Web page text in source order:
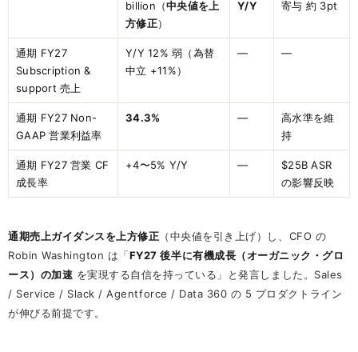
billion（中央値を上
方修正）
Y/Y
寄与 約 3pt
通期 FY27
Subscription &
support 売上
Y/Y 12% 弱（為替
中立 +11%）
— —
通期 FY27 Non-
GAAP 営業利益率
34.3% —
高水準を維
持
通期 FY27 営業 CF
成長率
+4〜5% Y/Y —
$25B ASR
の影響反映
通期売上ガイダンスを上方修正 （中央値を引き上げ）し、CFO の
Robin Washington は「FY27 後半に有機成長（オーガニック・グロ
ース）の加速 を実現する自信を持っている」と発言しました。Sales
/ Service / Slack / Agentforce / Data 360 の 5 プロダクトライン
が伸びる前提です。